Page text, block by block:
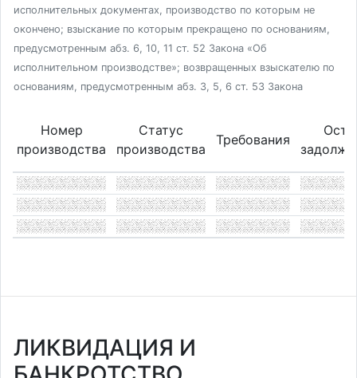
исполнительных документах, производство по которым не
окончено; взыскание по которым прекращено по основаниям,
предусмотренным абз. 6, 10, 11 ст. 52 Закона «Об
исполнительном производстве»; возвращенных взыскателю по
основаниям, предусмотренным абз. 3, 5, 6 ст. 53 Закона
Номер
производства
Статус
производства
Требования
ЛИКВИДАЦИЯ И